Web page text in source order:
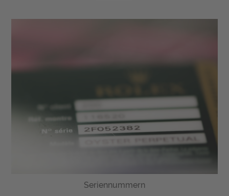
Seriennummern